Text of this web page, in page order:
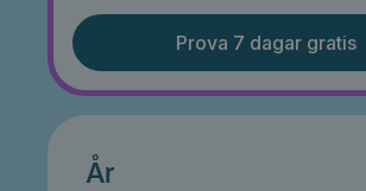
Prova 7 dagar gratis
År